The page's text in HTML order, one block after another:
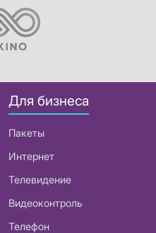
Для бизнеса
Пакеты
Интернет
Телевидение
Видеоконтроль
Телефон